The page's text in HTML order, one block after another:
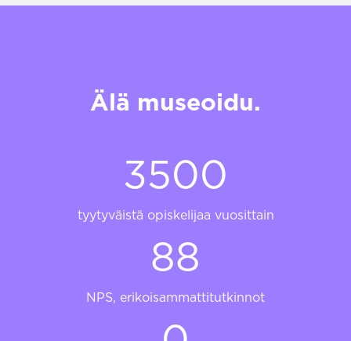
Älä museoidu.
3500
tyytyväistä opiskelijaa vuosittain
88
NPS, erikoisammattitutkinnot